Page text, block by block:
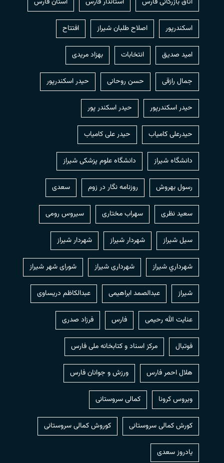
اسکندرپور اصلاح طلبان شیراز افتتاح
امید صدیق انتخابات بهزاد مریدی
جمال رازقی حسن روحانی حيدر اسكندرپور
حیدر اسکندرپور حیدر اسکندر پور
حیدرعلی کامیاب حیدر علی کامیاب
دانشگاه شیراز دانشگاه علوم پزشکی شیراز
رسول بهروش روزنامه نگار در زوم سعدی
سعید نظری سهراب مختاری سیروس رومی
سیل شیراز شهردار شيراز شهردار شیراز
شهرداري شيراز شهرداری شیراز شورای شهر شیراز
شیراز عبدالصمد ابراهیمی عبدالکاظم دریساوی
عنایت الله رحیمی فارس فرزاد صدری
فوتبال مرکز اسناد و کتابخانه ملی فارس
هلال احمر فارس ورزش و جوانان فارس
ویروس کرونا کمالی سروستانی
کورش کمالی سروستانی کوروش کمالی سروستانی
یادروز سعدی